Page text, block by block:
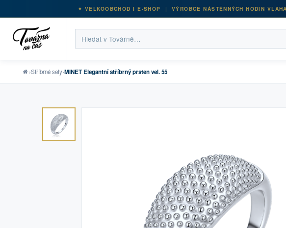
VELKOOBCHOD I E-SHOP | VÝROBCE NÁSTĚNNÝCH HODIN
›Stříbrné sety›MINET Elegantní stříbrný prsten vel. 55